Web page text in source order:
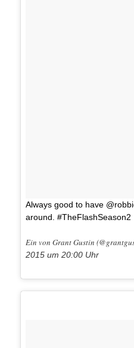
Always good to have
around. #TheFlashSeason2
Ein von Grant Gustin
2015 um 20:00 Uhr